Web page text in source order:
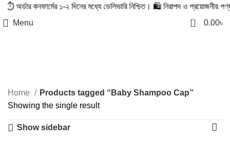
কনফার্মের ১-২ দিনের মধ্যে ডেলিভারি নিশ্চিত। 🛍️ নিরাপদ ও প্রয়োজনীয়
Menu
0 0.00৳
Categories
Home
Products tagged “Baby Shampoo Cap”
Showing the single result
Show sidebar